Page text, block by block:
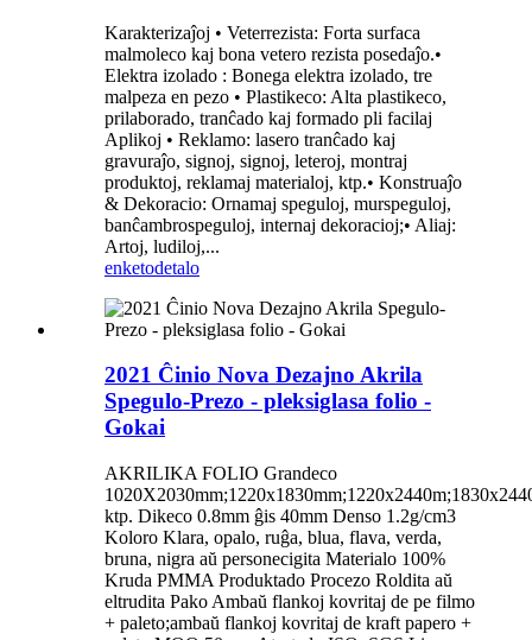
Karakterizaĵoj • Veterrezista: Forta surfaca
malmoleco kaj bona vetero rezista posedaĵo.•
Elektra izolado : Bonega elektra izolado, tre
malpeza en pezo • Plastikeco: Alta plastikeco,
prilaborado, tranĉado kaj formado pli facilaj
Aplikoj • Reklamo: lasero tranĉado kaj
gravuraĵo, signoj, signoj, leteroj, montraj
produktoj, reklamaj materialoj, ktp.• Konstruaĵo
& Dekoracio: Ornamaj speguloj, murspeguloj,
banĉambrospeguloj, internaj dekoracioj;• Aliaj:
Artoj, ludiloj,...
enketodetalo
2021 Ĉinio Nova Dezajno Akrila
Spegulo-Prezo - pleksiglasa folio -
Gokai
AKRILIKA FOLIO Grandeco
ktp. Dikeco 0.8mm ĝis 40mm Denso 1.2g/cm3
Koloro Klara, opalo, ruĝa, blua, flava, verda,
bruna, nigra aŭ personecigita Materialo 100%
Kruda PMMA Produktado Procezo Roldita aŭ
eltrudita Pako Ambaŭ flankoj kovritaj de pe filmo
+ paleto;ambaŭ flankoj kovritaj de kraft papero +